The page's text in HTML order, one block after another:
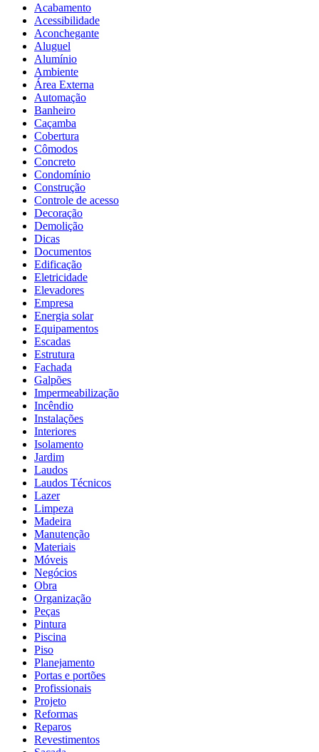
Acabamento
Acessibilidade
Aconchegante
Aluguel
Alumínio
Ambiente
Área Externa
Automação
Banheiro
Caçamba
Cobertura
Cômodos
Concreto
Condomínio
Construção
Controle de acesso
Decoração
Demolição
Dicas
Documentos
Edificação
Eletricidade
Elevadores
Empresa
Energia solar
Equipamentos
Escadas
Estrutura
Fachada
Galpões
Impermeabilização
Incêndio
Instalações
Interiores
Isolamento
Jardim
Laudos
Laudos Técnicos
Lazer
Limpeza
Madeira
Manutenção
Materiais
Móveis
Negócios
Obra
Organização
Peças
Pintura
Piscina
Piso
Planejamento
Portas e portões
Profissionais
Projeto
Reformas
Reparos
Revestimentos